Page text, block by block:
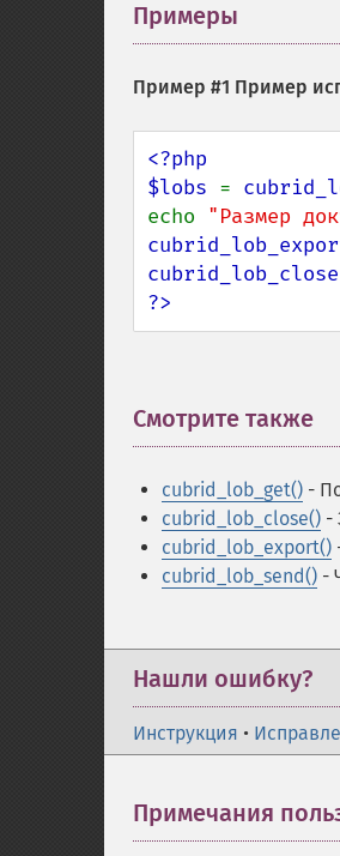
Примеры
Пример #1 Пример
<?php
$lobs =
echo "Размер
cubrid_lob_close
?>
Смотрите также
cubrid_lob_get() -
cubrid_lob_close() -
cubrid_lob_export()
cubrid_lob_send() -
Нашли ошибку?
Инструкция •
Примечания